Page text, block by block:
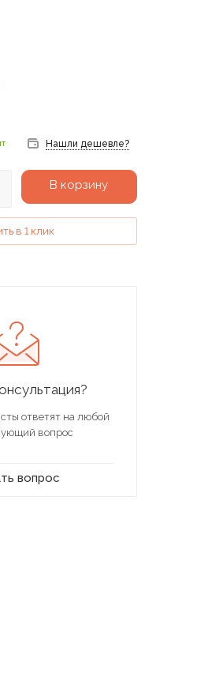
Нашли дешевле?
В корзину
в 1 клик
ответят на любой
вопрос
вопрос